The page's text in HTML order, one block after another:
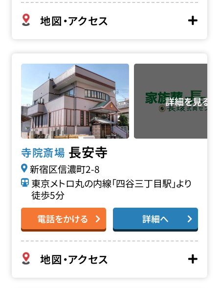
地図・アクセス
寺院斎場 長安寺
新宿区信濃町2-8
東京メトロ丸の内線「四谷三丁目駅」より
徒歩5分
電話をかける 詳細へ
地図・アクセス
長安寺の詳細へ